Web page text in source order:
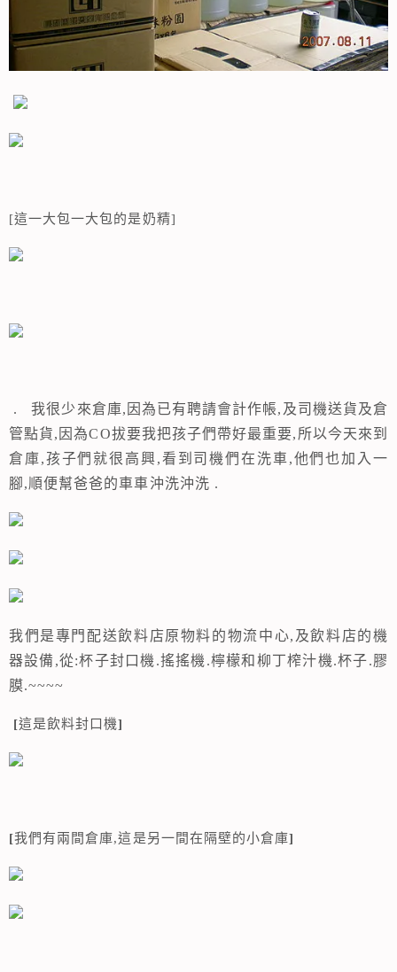
[這一大包一大包的是奶精]
. 我很少來倉庫,因為已有聘請會計作帳,及司機送貨及倉
管點貨,因為CO拔要我把孩子們帶好最重要,所以今天來到
倉庫,孩子們就很高興,看到司機們在洗車,他們也加入一
腳,順便幫爸爸的車車沖洗沖洗 .
我們是專門配送飲料店原物料的物流中心,及飲料店的機
器設備,從:杯子封口機.搖搖機.檸檬和柳丁榨汁機.杯子.膠
膜.~~~~
[這是飲料封口機]
[我們有兩間倉庫,這是另一間在隔壁的小倉庫]